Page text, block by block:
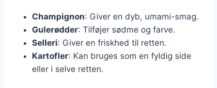
Champignon: Giver en dyb, umami-smag.
Gulerødder: Tilføjer sødme og farve.
Selleri: Giver en friskhed til retten.
Kartofler: Kan bruges som en fyldig side
eller i selve retten.